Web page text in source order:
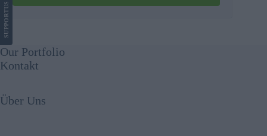
SUPPORT
US
Our Portfolio
Kontakt
Über Uns